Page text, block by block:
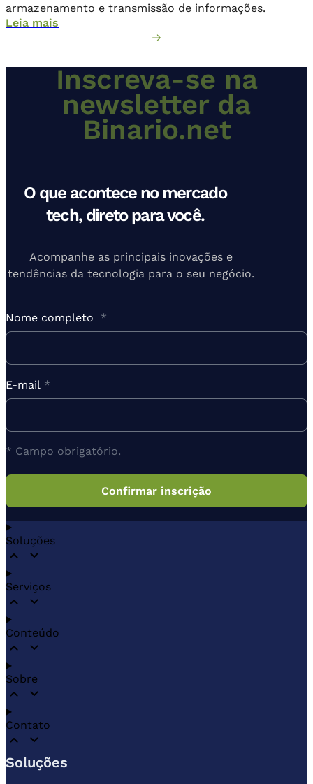
armazenamento e transmissão de informações.
Leia mais
Inscreva-se na
newsletter da
Binario.net
O que acontece no mercado
tech, direto para você.
Acompanhe as principais inovações e
tendências da tecnologia para o seu negócio.
Nome completo *
E-mail *
* Campo obrigatório.
Soluções
Serviços
Conteúdo
Sobre
Contato
Soluções